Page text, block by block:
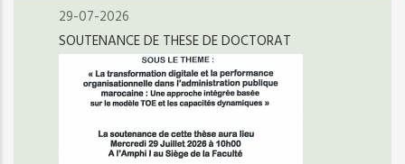
29-07-2026
SOUTENANCE DE THESE DE DOCTORAT